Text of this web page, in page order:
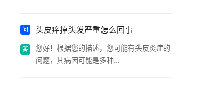
头皮痒掉头发严重怎么回事
您好！根据您的描述，您可能有头皮炎症的
问题，其病因可能是多种...